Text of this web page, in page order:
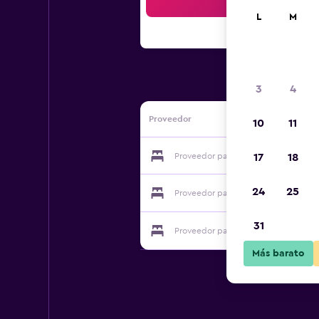
Proveedor
Proveedor para Palazzo Santinelli
Proveedor para Palazzo Santinelli
Proveedor para Palazzo Santinelli
L M
3 4
10 11
17 18
24 25
31
Más barato